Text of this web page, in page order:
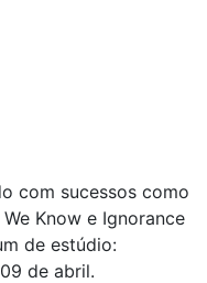
com sucessos como
Know e Ignorance
de estúdio:
de abril.